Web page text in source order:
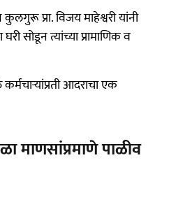
कुलगुरू प्रा. विजय माहेश्वरी यांनी
सोडून त्यांच्या प्रामाणिक व
आदराचा एक
माणसांप्रमाणे पाळीव